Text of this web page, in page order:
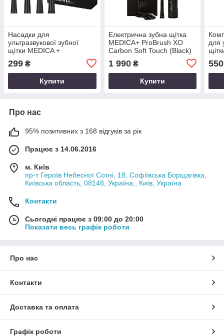
Насадки для
ультразвукової зубної
щітки MEDICA +
299 ₴
Купити
Електрична зубна щітка
MEDICA+ ProBrush XO
Сarbon Soft Touch (Black)
1 990₴
Купити
для
550
Про нас
95% позитивних з 168 відгуків за рік
Працює з 14.06.2016
м. Київ
пр-т Героїв Небесної Сотні, 18, Софіївська Борщагівка,
Київська область, 08148, Україна., Київ, Україна
Контакти
Сьогодні працює з 09:00 до 20:00
Показати весь графік роботи
Про нас
Контакти
Доставка та оплата
Графік роботи